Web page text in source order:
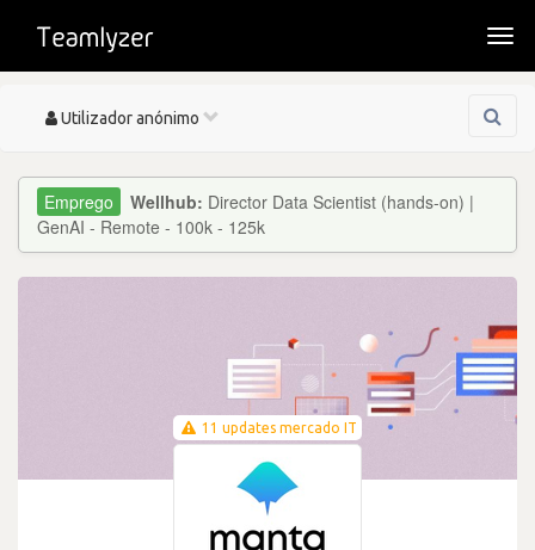
Toggle
Utilizador anónimo
Wellhub: Director Data Scientist (hands-on) |
GenAI - Remote - 100k - 125k
11 updates mercado IT